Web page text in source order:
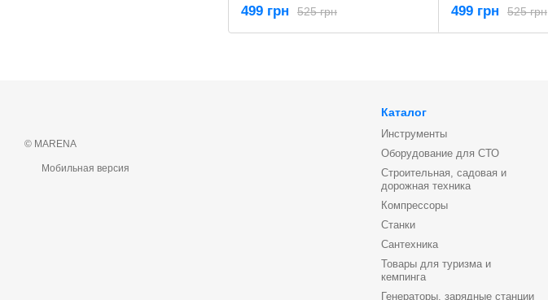
525 грн
499 грн 525 грн
499 грн
© MARENA
Мобильная версия
Каталог
Инструменты
Оборудование для СТО
Строительная, садовая и
дорожная техника
Компрессоры
Станки
Сантехника
Товары для туризма и
кемпинга
Генераторы, зарядные станции